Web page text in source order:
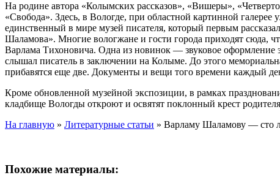
На родине автора «Колымских рассказов», «Вишеры»,
«Свобода». Здесь, в Вологде, при областной картинной
единственный в мире музей писателя, который первым
Шаламова». Многие вологжане и гости города приходят сюда,
Варлама Тихоновича. Одна из новинок — звуковое оформление
слышал писатель в заключении на Колыме. До этого
прибавятся еще две. Документы и вещи того времени каждый
Кроме обновленной музейной экспозиции, в рамках
кладбище Вологды откроют и освятят поклонный крест
На главную » Литературные статьи » Варламу Шаламову — сто
Похожие материалы: